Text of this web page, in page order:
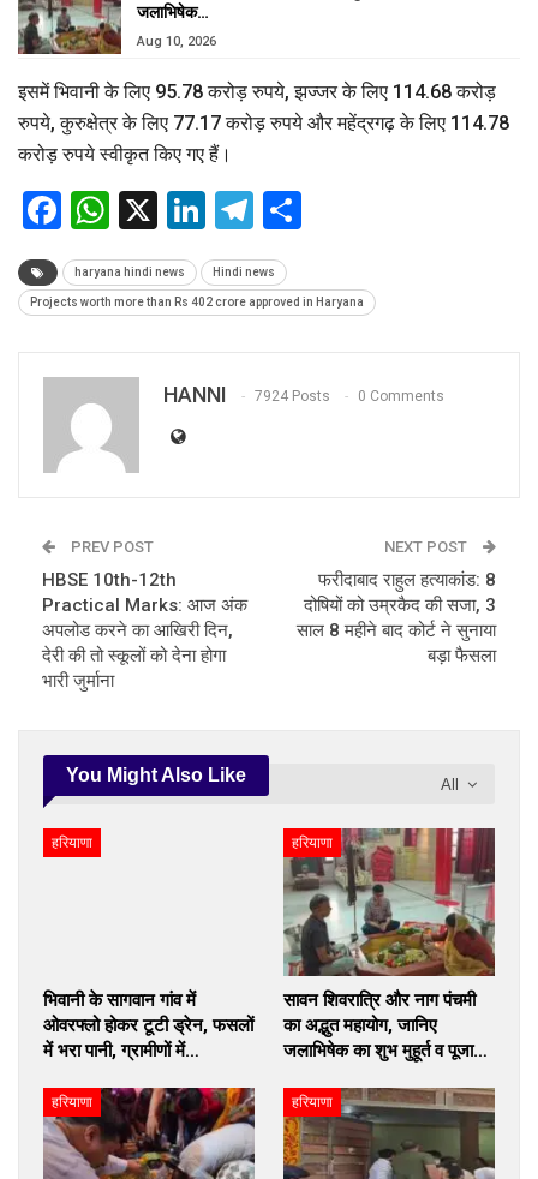
जलाभिषेक…
Aug 10, 2026
इसमें भिवानी के लिए 95.78 करोड़ रुपये, झज्जर के लिए 114.68 करोड़
रुपये, कुरुक्षेत्र के लिए 77.17 करोड़ रुपये और महेंद्रगढ़ के लिए 114.78
करोड़ रुपये स्वीकृत किए गए हैं।
Facebook
WhatsApp
X LinkedIn
Telegram
haryana hindi news Hindi news
Projects worth more than Rs 402 crore approved in Haryana
HANNI 7924 Posts 0 Comments
PREV POST
HBSE 10th-12th
Practical Marks: आज अंक
अपलोड करने का आखिरी दिन,
देरी की तो स्कूलों को देना होगा
भारी जुर्माना
NEXT POST
फरीदाबाद राहुल हत्याकांड: 8
दोषियों को उम्रकैद की सजा, 3
साल 8 महीने बाद कोर्ट ने सुनाया
बड़ा फैसला
All
You Might Also Like
हरियाणा
भिवानी के सागवान गांव में
ओवरफ्लो होकर टूटी ड्रेन, फसलों
में भरा पानी, ग्रामीणों में…
हरियाणा
सावन शिवरात्रि और नाग पंचमी
का अद्भुत महायोग, जानिए
जलाभिषेक का शुभ मुहूर्त व पूजा…
हरियाणा हरियाणा